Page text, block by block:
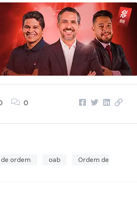
0
ordem oab
Ordem de